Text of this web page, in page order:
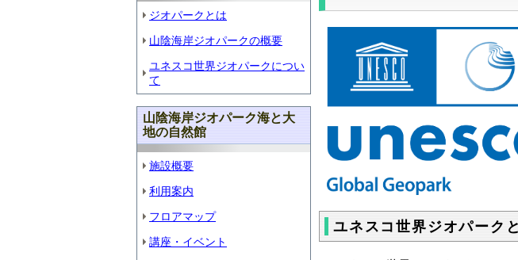
ジオパークとは
山陰海岸ジオパークの概要
ユネスコ世界ジオパークについ
て
山陰海岸ジオパーク海と大
地の自然館
施設概要
利用案内
フロアマップ
講座・イベント
ユネスコ世界ジオパーク